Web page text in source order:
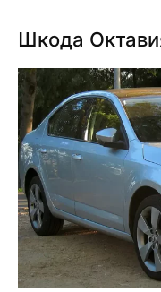
Шкода